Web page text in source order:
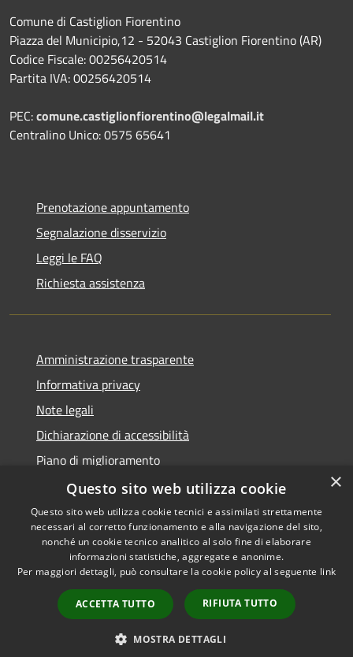
Comune di Castiglion Fiorentino
Piazza del Municipio,12 - 52043 Castiglion Fiorentino (AR)
Codice Fiscale: 00256420514
Partita IVA: 00256420514
PEC:comune.castiglionfiorentino@legalmail.it
Centralino Unico: 0575 65641
Prenotazione appuntamento
Segnalazione disservizio
Leggi le FAQ
Richiesta assistenza
Amministrazione trasparente
Informativa privacy
Note legali
Dichiarazione di accessibilità
Piano di miglioramento
Accessibilità
Privacy
Mappa del sito
Copyright © 2026 • Comune di
Castiglion Fiorentino •
Powered byMunicipium •
Accesso redazione
×
Questo sito web utilizza cookie
Questo sito web utilizza cookie tecnici e assimilati strettamente
necessari al corretto funzionamento e alla navigazione del sito,
nonché un cookie tecnico analitico al solo fine di elaborare
informazioni statistiche, aggregate e anonime.
Per maggiori dettagli, può consultare la cookie policy al seguente link
ACCETTA TUTTO RIFIUTA TUTTO
MOSTRA DETTAGLI